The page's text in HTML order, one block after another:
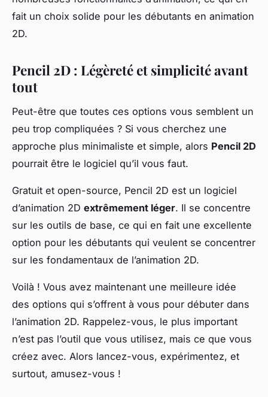
fait un choix solide pour les débutants en animation
2D.
Pencil 2D : Légèreté et simplicité avant
tout
Peut-être que toutes ces options vous semblent un
peu trop compliquées ? Si vous cherchez une
approche plus minimaliste et simple, alors Pencil 2D
pourrait être le logiciel qu’il vous faut.
Gratuit et open-source, Pencil 2D est un logiciel
d’animation 2D extrêmement léger. Il se concentre
sur les outils de base, ce qui en fait une excellente
option pour les débutants qui veulent se concentrer
sur les fondamentaux de l’animation 2D.
Voilà ! Vous avez maintenant une meilleure idée
des options qui s’offrent à vous pour débuter dans
l’animation 2D. Rappelez-vous, le plus important
n’est pas l’outil que vous utilisez, mais ce que vous
créez avec. Alors lancez-vous, expérimentez, et
surtout, amusez-vous !